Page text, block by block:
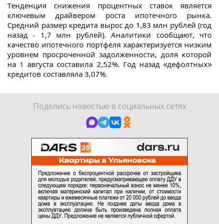
Тенденция снижения процентных ставок является
ключевым драйвером роста ипотечного рынка.
Средний размер кредита вырос до 1,83 млн рублей (год
назад - 1,7 млн рублей). Аналитики сообщают, что
качество ипотечного портфеля характеризуется низким
уровнем просроченной задолженности, доля которой
на 1 августа составила 2,52%. Год назад «дефолтных»
кредитов составляла 3,07%.
Поделись новостью в социальных сетях